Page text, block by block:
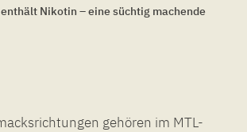
Nikotin – eine süchtig machende
gehören im MTL-